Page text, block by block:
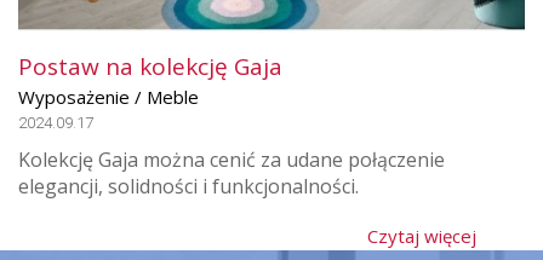
Postaw na kolekcję Gaja
Wyposażenie / Meble
2024.09.17
Kolekcję Gaja można cenić za udane połączenie
elegancji, solidności i funkcjonalności.
Czytaj więcej